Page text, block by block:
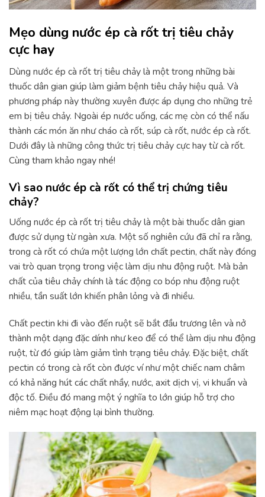
Mẹo dùng nước ép cà rốt trị tiêu chảy
cực hay
Dùng nước ép cà rốt trị tiêu chảy là một trong những bài
thuốc dân gian giúp làm giảm bệnh tiêu chảy hiệu quả. Và
phương pháp này thường xuyên được áp dụng cho những trẻ
em bị tiêu chảy. Ngoài ép nước uống, các mẹ còn có thể nấu
thành các món ăn như cháo cà rốt, súp cà rốt, nước ép cà rốt.
Dưới đây là những công thức trị tiêu chảy cực hay từ cà rốt.
Cùng tham khảo ngay nhé!
Vì sao nước ép cà rốt có thể trị chứng tiêu
chảy?
Uống nước ép cà rốt trị tiêu chảy là một bài thuốc dân gian
được sử dụng từ ngàn xưa. Một số nghiên cứu đã chỉ ra rằng,
trong cà rốt có chứa một lượng lớn chất pectin, chất này đóng
vai trò quan trọng trong việc làm dịu nhu động ruột. Mà bản
chất của tiêu chảy chính là tác động co bóp nhu động ruột
nhiều, tần suất lớn khiến phân lỏng và đi nhiều.
Chất pectin khi đi vào đến ruột sẽ bắt đầu trương lên và nở
thành một dạng đặc dính như keo để có thể làm dịu nhu động
ruột, từ đó giúp làm giảm tình trạng tiêu chảy. Đặc biệt, chất
pectin có trong cà rốt còn được ví như một chiếc nam châm
có khả năng hút các chất nhầy, nước, axit dịch vị, vi khuẩn và
độc tố. Điều đó mang một ý nghĩa to lớn giúp hỗ trợ cho
niêm mạc hoạt động lại bình thường.